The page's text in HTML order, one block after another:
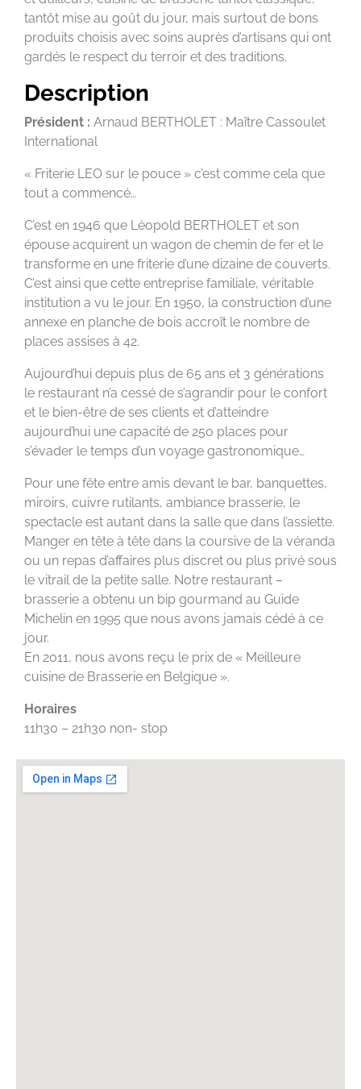
tantôt mise au goût du jour, mais surtout de bons
produits choisis avec soins auprès d’artisans qui ont
gardés le respect du terroir et des traditions.
Description
Président : Arnaud BERTHOLET : Maître Cassoulet
International
« Friterie LEO sur le pouce » c’est comme cela que
tout a commencé…
C’est en 1946 que Léopold BERTHOLET et son
épouse acquirent un wagon de chemin de fer et le
transforme en une friterie d’une dizaine de couverts.
C’est ainsi que cette entreprise familiale, véritable
institution a vu le jour. En 1950, la construction d’une
annexe en planche de bois accroît le nombre de
places assises à 42.
Aujourd’hui depuis plus de 65 ans et 3 générations
le restaurant n’a cessé de s’agrandir pour le confort
et le bien-être de ses clients et d’atteindre
aujourd’hui une capacité de 250 places pour
s’évader le temps d’un voyage gastronomique…
Pour une fête entre amis devant le bar, banquettes,
miroirs, cuivre rutilants, ambiance brasserie, le
spectacle est autant dans la salle que dans l’assiette.
Manger en tête à tête dans la coursive de la véranda
ou un repas d’affaires plus discret ou plus privé sous
le vitrail de la petite salle. Notre restaurant –
brasserie a obtenu un bip gourmand au Guide
Michelin en 1995 que nous avons jamais cédé à ce
jour.
En 2011, nous avons reçu le prix de « Meilleure
cuisine de Brasserie en Belgique ».
Horaires
11h30 – 21h30 non- stop